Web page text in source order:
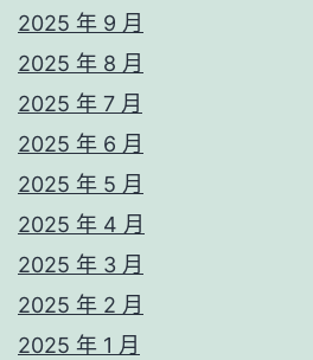
2025 年 9 月
2025 年 8 月
2025 年 7 月
2025 年 6 月
2025 年 5 月
2025 年 4 月
2025 年 3 月
2025 年 2 月
2025 年 1 月